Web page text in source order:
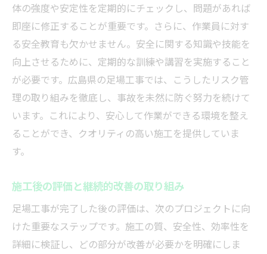
体の強度や安定性を定期的にチェックし、問題があれば
即座に修正することが重要です。さらに、作業員に対す
る安全教育も欠かせません。安全に関する知識や技能を
向上させるために、定期的な訓練や講習を実施すること
が必要です。広島県の足場工事では、こうしたリスク管
理の取り組みを徹底し、事故を未然に防ぐ努力を続けて
います。これにより、安心して作業ができる環境を整え
ることができ、クオリティの高い施工を提供していま
す。
施工後の評価と継続的改善の取り組み
足場工事が完了した後の評価は、次のプロジェクトに向
けた重要なステップです。施工の質、安全性、効率性を
詳細に検証し、どの部分が改善が必要かを明確にしま